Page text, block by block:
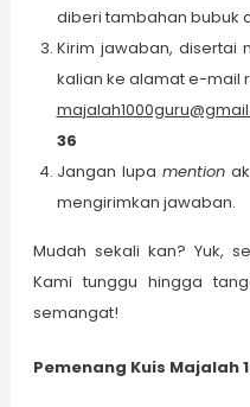
diberi tambahan bubuk
Kirim jawaban, disertai
kalian ke alamat e-mail
36
Jangan lupa mention
mengirimkan jawaban.
Mudah sekali kan? Yuk,
Kami tunggu hingga
semangat!
Pemenang Kuis Majalah